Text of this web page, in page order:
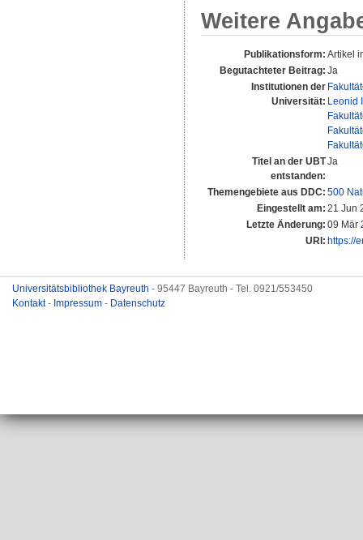
Weitere
Publikationsform: Artikel
Begutachteter Beitrag: Ja
Institutionen der
Universität: Leonid
Titel an der UBT
entstanden:
Ja
Themengebiete aus DDC: 500
Eingestellt am: 21 Jun
Letzte Änderung: 09 Mär
URI: https://
Universitätsbibliothek Bayreuth - 95447 Bayreuth - Tel. 0921/553450
Kontakt- Impressum - Datenschutz